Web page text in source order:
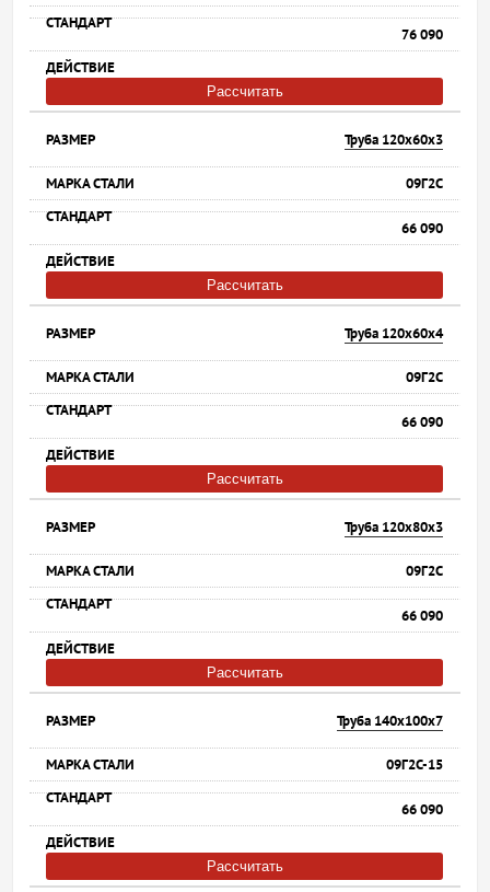
76 090
Рассчитать
Труба 120х60х3
09Г2С
66 090
Рассчитать
Труба 120х60х4
09Г2С
66 090
Рассчитать
Труба 120х80х3
09Г2С
66 090
Рассчитать
Труба 140х100х7
09Г2С-15
66 090
Рассчитать